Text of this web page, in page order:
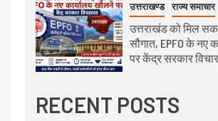
उत्तराखण्ड राज्य समाचार
उत्तराखंड को मिल
सौगात, EPFO के नए
पर केंद्र सरकार
RECENT POSTS